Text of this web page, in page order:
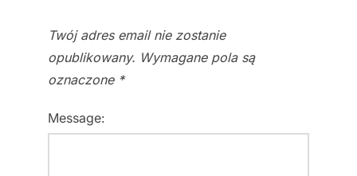
Twój adres email nie zostanie
opublikowany. Wymagane pola są
oznaczone *
Message: